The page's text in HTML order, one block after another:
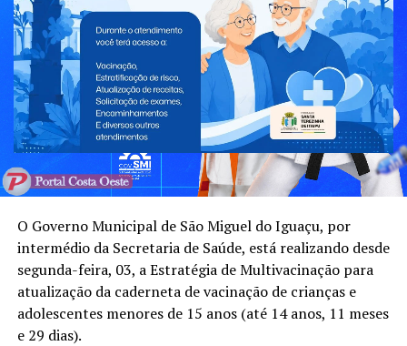
O Governo Municipal de São Miguel do Iguaçu, por
intermédio da Secretaria de Saúde, está realizando desde
segunda-feira, 03, a Estratégia de Multivacinação para
atualização da caderneta de vacinação de crianças e
adolescentes menores de 15 anos (até 14 anos, 11 meses
e 29 dias).